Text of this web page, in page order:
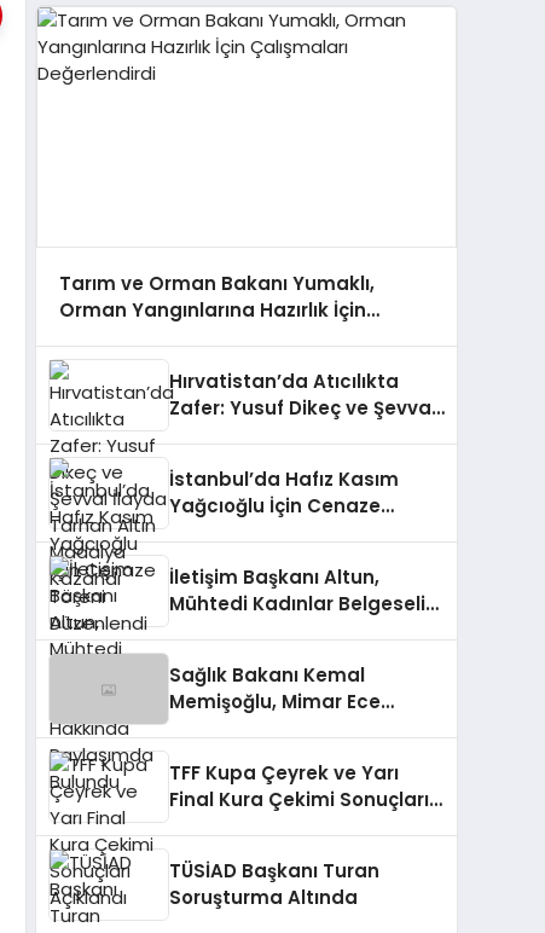
Tarım ve Orman Bakanı Yumaklı,
Orman Yangınlarına Hazırlık İçin
Hırvatistan’da Atıcılıkta
Zafer: Yusuf Dikeç ve Şevval
İstanbul’da Hafız Kasım
Yağcıoğlu İçin Cenaze
İletişim Başkanı Altun,
Mühtedi Kadınlar Belgeseli
Sağlık Bakanı Kemal
Memişoğlu, Mimar Ece
TFF Kupa Çeyrek ve Yarı
Final Kura Çekimi Sonuçları
TÜSİAD Başkanı Turan
Soruşturma Altında